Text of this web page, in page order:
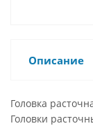
Описание
Головка
Головки